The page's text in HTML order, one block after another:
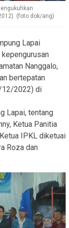
(foto dok/ang)
Lapai
Nanggalo,
bertepatan
12/2022) di
Lapai, tentang
Ketua Panitia
IPKL diketuai
Roza dan